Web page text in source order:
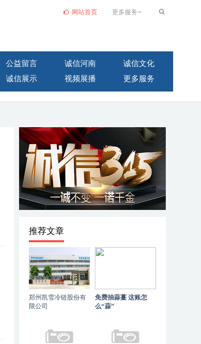
公益留言 诚信河南
诚信文化
诚信展示 视频展播 更多服务
网站首页 更多服务
推荐文章
郑州凯雪冷链股份有
限公司
免费抽蒜薹 这账怎
么“蒜”